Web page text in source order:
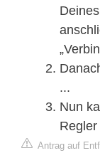
...
Nun
Antrag auf